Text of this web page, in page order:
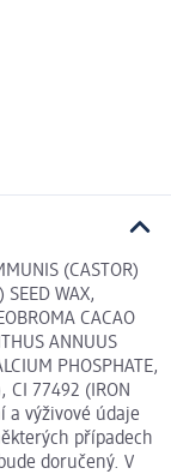
(CASTOR)
SEED WAX,
CACAO
ANNUUS
PHOSPHATE,
CI 77492 (IRON
a výživové údaje
případech
doručený. V